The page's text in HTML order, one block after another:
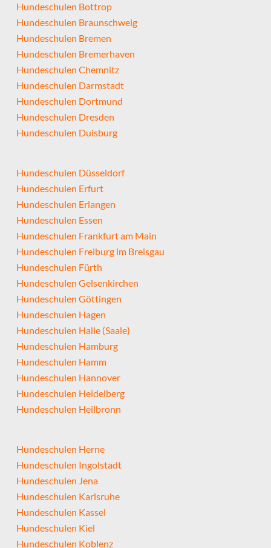
Hundeschulen Bottrop
Hundeschulen Braunschweig
Hundeschulen Bremen
Hundeschulen Bremerhaven
Hundeschulen Chemnitz
Hundeschulen Darmstadt
Hundeschulen Dortmund
Hundeschulen Dresden
Hundeschulen Duisburg
Hundeschulen Düsseldorf
Hundeschulen Erfurt
Hundeschulen Erlangen
Hundeschulen Essen
Hundeschulen Frankfurt am Main
Hundeschulen Freiburg im Breisgau
Hundeschulen Fürth
Hundeschulen Gelsenkirchen
Hundeschulen Göttingen
Hundeschulen Hagen
Hundeschulen Halle (Saale)
Hundeschulen Hamburg
Hundeschulen Hamm
Hundeschulen Hannover
Hundeschulen Heidelberg
Hundeschulen Heilbronn
Hundeschulen Herne
Hundeschulen Ingolstadt
Hundeschulen Jena
Hundeschulen Karlsruhe
Hundeschulen Kassel
Hundeschulen Kiel
Hundeschulen Koblenz